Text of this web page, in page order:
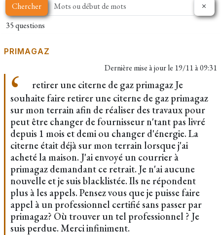
Chercher
35 questions
PRIMAGAZ
Dernière mise à jour le 19/11 à 09:31
retirer une citerne de gaz primagaz Je
souhaite faire retirer une citerne de gaz primagaz
sur mon terrain afin de réaliser des travaux pour
peut être changer de fournisseur n'tant pas livré
depuis 1 mois et demi ou changer d'énergie. La
citerne était déjà sur mon terrain lorsque j'ai
acheté la maison. J'ai envoyé un courrier à
primagaz demandant ce retrait. Je n'ai aucune
nouvelle et je suis blacklistée. Ils ne répondent
plus à les appels. Pensez vous que je puisse faire
appel à un professionnel certifié sans passer par
primagaz? Où trouver un tel professionnel ? Je
suis perdue. Merci infiniment.